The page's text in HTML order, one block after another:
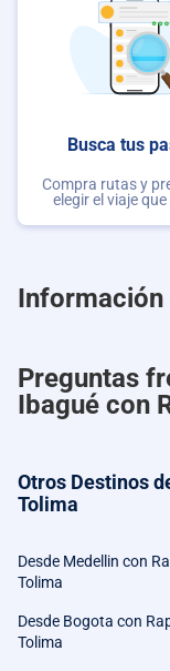
Busca tus
Compra rutas y
elegir el viaje
Información
Preguntas
Ibagué con
Otros Destinos
Tolima
Desde Medellin con
Tolima
Desde Bogota con
Tolima